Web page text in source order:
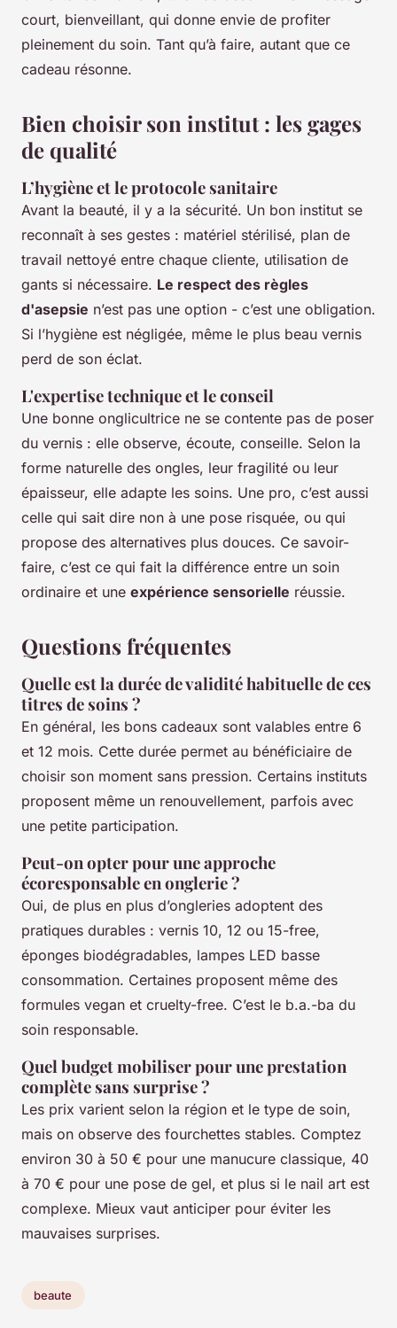
court, bienveillant, qui donne envie de profiter
pleinement du soin. Tant qu’à faire, autant que ce
cadeau résonne.
Bien choisir son institut : les gages
de qualité
L’hygiène et le protocole sanitaire
Avant la beauté, il y a la sécurité. Un bon institut se
reconnaît à ses gestes : matériel stérilisé, plan de
travail nettoyé entre chaque cliente, utilisation de
gants si nécessaire. Le respect des règles
d'asepsie n’est pas une option - c’est une obligation.
Si l’hygiène est négligée, même le plus beau vernis
perd de son éclat.
L'expertise technique et le conseil
Une bonne onglicultrice ne se contente pas de poser
du vernis : elle observe, écoute, conseille. Selon la
forme naturelle des ongles, leur fragilité ou leur
épaisseur, elle adapte les soins. Une pro, c’est aussi
celle qui sait dire non à une pose risquée, ou qui
propose des alternatives plus douces. Ce savoir-
faire, c’est ce qui fait la différence entre un soin
ordinaire et une expérience sensorielle réussie.
Questions fréquentes
Quelle est la durée de validité habituelle de ces
titres de soins ?
En général, les bons cadeaux sont valables entre 6
et 12 mois. Cette durée permet au bénéficiaire de
choisir son moment sans pression. Certains instituts
proposent même un renouvellement, parfois avec
une petite participation.
Peut-on opter pour une approche
écoresponsable en onglerie ?
Oui, de plus en plus d’ongleries adoptent des
pratiques durables : vernis 10, 12 ou 15-free,
éponges biodégradables, lampes LED basse
consommation. Certaines proposent même des
formules vegan et cruelty-free. C’est le b.a.-ba du
soin responsable.
Quel budget mobiliser pour une prestation
complète sans surprise ?
Les prix varient selon la région et le type de soin,
mais on observe des fourchettes stables. Comptez
environ 30 à 50 € pour une manucure classique, 40
à 70 € pour une pose de gel, et plus si le nail art est
complexe. Mieux vaut anticiper pour éviter les
mauvaises surprises.
beaute